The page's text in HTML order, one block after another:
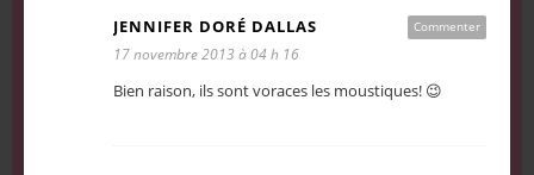
Commenter
JENNIFER DORÉ DALLAS
17 novembre 2013 à 04 h 16
Bien raison, ils sont voraces les moustiques! 😉